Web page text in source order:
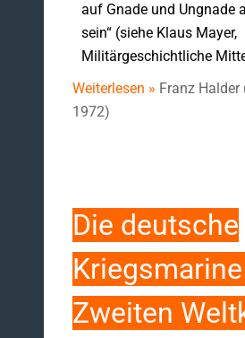
auf Gnade und Ungnade
sein“ (siehe Klaus Mayer,
Militärgeschichtliche
Weiterlesen » Franz Halder
1972)
Die deutsche
Zweiten